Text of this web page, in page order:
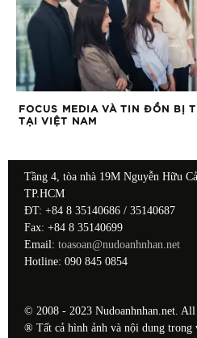
FOCUS MEDIA VÀ TIN ĐỒN BỊ
TẠI VIỆT NAM
Tầng 4, tòa nhà 19M Nguyễn Hữu
TP.HCM
ĐT: +84 8 35140686 / 35140687
Fax: +84 8 35140699
Email: toasoan@nudoanhnhan.net
Hotline: 090 845 0854
© 2008 - 2023 Nudoanhnhan.net. All
® Tất cả hình ảnh và nội dung trong